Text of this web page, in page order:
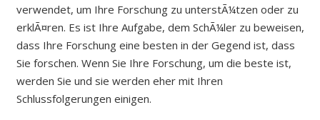
verwendet, um Ihre Forschung zu unterstÃ¼tzen oder zu
erklÃ¤ren. Es ist Ihre Aufgabe, dem SchÃ¼ler zu beweisen,
dass Ihre Forschung eine besten in der Gegend ist, dass
Sie forschen. Wenn Sie Ihre Forschung, um die beste ist,
werden Sie und sie werden eher mit Ihren
Schlussfolgerungen einigen.